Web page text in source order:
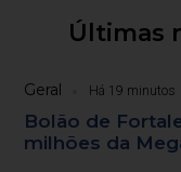
Últimas
Geral Há 19 minutos
Bolão de
milhões da